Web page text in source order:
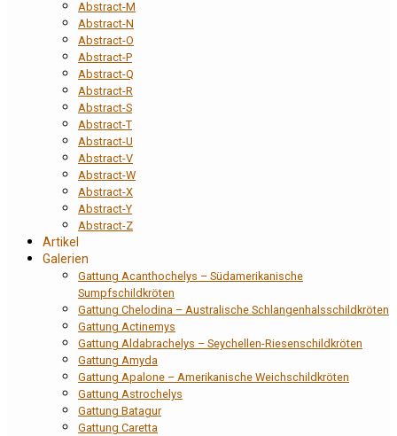
Abstract-M
Abstract-N
Abstract-O
Abstract-P
Abstract-Q
Abstract-R
Abstract-S
Abstract-T
Abstract-U
Abstract-V
Abstract-W
Abstract-X
Abstract-Y
Abstract-Z
Artikel
Galerien
Gattung Acanthochelys – Südamerikanische
Sumpfschildkröten
Gattung Chelodina – Australische Schlangenhalsschildkröten
Gattung Actinemys
Gattung Aldabrachelys – Seychellen-Riesenschildkröten
Gattung Amyda
Gattung Apalone – Amerikanische Weichschildkröten
Gattung Astrochelys
Gattung Batagur
Gattung Caretta